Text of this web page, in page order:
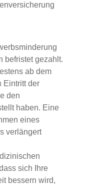
befristet gezahlt.
ab dem
Eintritt der
den
haben. Eine
eines
verlängert
sich Ihre
bessern wird,